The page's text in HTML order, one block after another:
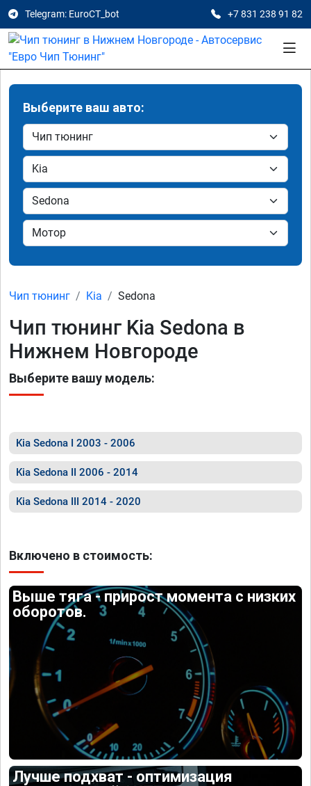
Telegram: EuroCT_bot +7 831 238 91 82
Выберите ваш авто:
Чип тюнинг Kia Sedona
Чип тюнинг Kia Sedona в
Нижнем Новгороде
Выберите вашу модель:
Kia Sedona I 2003 - 2006
Kia Sedona II 2006 - 2014
Kia Sedona III 2014 - 2020
Включено в стоимость:
Выше тяга - прирост момента с низких
оборотов.
Лучше подхват - оптимизация